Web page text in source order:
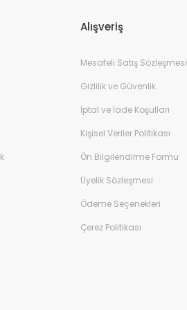
Alışveriş
Mesafeli Satış Sözleşmesi
Gizlilik ve Güvenlik
İptal ve İade Koşulları
Kişisel Veriler Politikası
Ön Bilgilendirme Formu
Üyelik Sözleşmesi
Ödeme Seçenekleri
Çerez Politikası